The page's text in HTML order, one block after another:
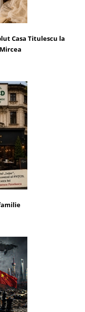
Casa Titulescu la